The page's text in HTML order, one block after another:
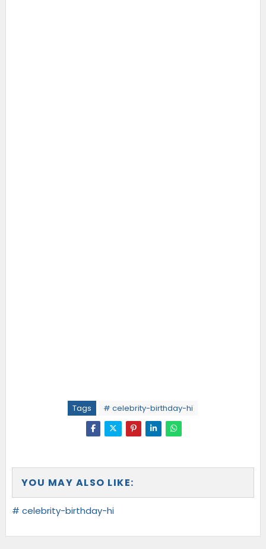
Tags # celebrity-birthday-hi
YOU MAY ALSO LIKE:
# celebrity-birthday-hi